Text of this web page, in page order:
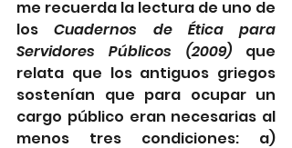
me recuerda la lectura de uno de
los Cuadernos de Ética para
Servidores Públicos (2009) que
relata que los antiguos griegos
sostenían que para ocupar un
cargo público eran necesarias al